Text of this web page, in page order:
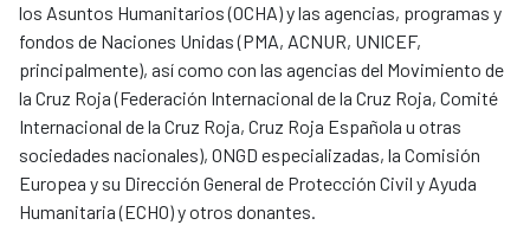
los Asuntos Humanitarios (OCHA) y las agencias, programas y
fondos de Naciones Unidas (PMA, ACNUR, UNICEF,
principalmente), así como con las agencias del Movimiento de
la Cruz Roja (Federación Internacional de la Cruz Roja, Comité
Internacional de la Cruz Roja, Cruz Roja Española u otras
sociedades nacionales), ONGD especializadas, la Comisión
Europea y su Dirección General de Protección Civil y Ayuda
Humanitaria (ECHO) y otros donantes.